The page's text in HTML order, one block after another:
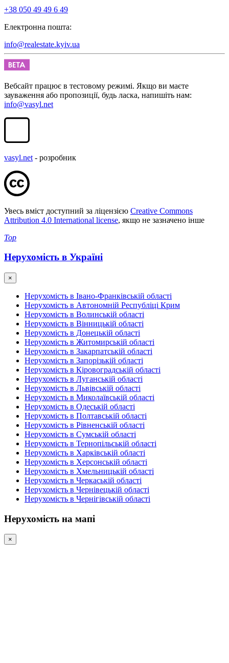
+38 050 49 49 6 49
Електронна пошта:
info@realestate.kyiv.ua
Вебсайт працює в тестовому режимі. Якщо ви маєте
зауваження або пропозиції, будь ласка, напишіть нам:
info@vasyl.net
vasyl.net - розробник
Увесь вміст доступний за ліцензією Creative Commons
Attribution 4.0 International license, якщо не зазначено інше
Top
Нерухомість в Україні
×
Нерухомість в Івано-Франківській області
Нерухомість в Автономній Республіці Крим
Нерухомість в Волинській області
Нерухомість в Вінницькій області
Нерухомість в Донецькій області
Нерухомість в Житомирській області
Нерухомість в Закарпатській області
Нерухомість в Запорізькій області
Нерухомість в Кіровоградській області
Нерухомість в Луганській області
Нерухомість в Львівській області
Нерухомість в Миколаївській області
Нерухомість в Одеській області
Нерухомість в Полтавській області
Нерухомість в Рівненській області
Нерухомість в Сумській області
Нерухомість в Тернопільській області
Нерухомість в Харківській області
Нерухомість в Херсонській області
Нерухомість в Хмельницькій області
Нерухомість в Черкаській області
Нерухомість в Чернівецькій області
Нерухомість в Чернігівській області
Нерухомість на мапі
×